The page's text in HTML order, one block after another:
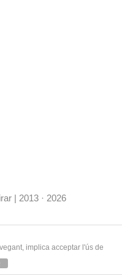
| 2013 · 2026
implica acceptar l'ús de